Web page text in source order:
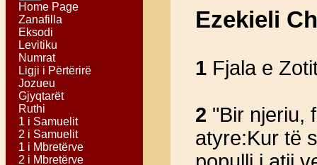
Home Page
Zanafilla
Eksodi
Levitiku
Numrat
Ligji i Përtërirë
Jozueu
Gjyqtarët
Ruthi
1 i Samuelit
2 i Samuelit
1 i Mbretërve
2 i Mbretërve
Ezekieli
1Fjala e
2 "Bir njeriu,
atyre:Kur të